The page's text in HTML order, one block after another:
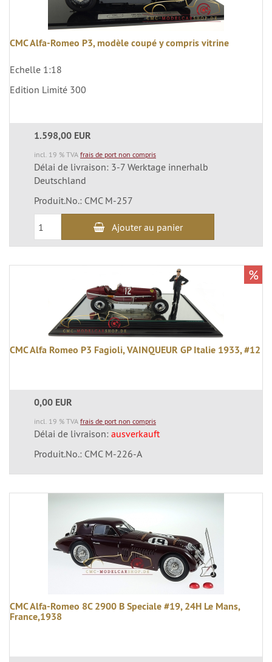
CMC Alfa-Romeo P3, modèle coupé y compris vitrine
Echelle 1:18
Edition Limité 300
1.598,00 EUR
incl. 19 % TVA frais de port non compris
Délai de livraison: 3-7 Werktage innerhalb
Deutschland
Produit.No.: CMC M-257
Ajouter au panier
CMC Alfa Romeo P3 Fagioli, VAINQUEUR GP Italie 1933, #12
0,00 EUR
incl. 19 % TVA frais de port non compris
Délai de livraison: ausverkauft
Produit.No.: CMC M-226-A
%
CMC Alfa-Romeo 8C 2900 B Speciale #19, 24H Le Mans,
France,1938